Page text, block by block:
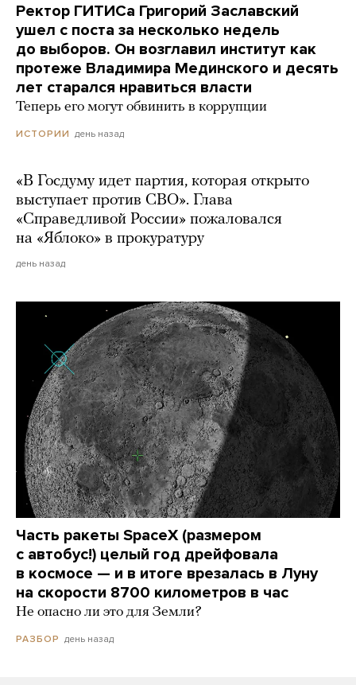
Ректор ГИТИСа Григорий Заславский
ушел с поста за несколько недель
до выборов. Он возглавил институт как
протеже Владимира Мединского и десять
лет старался нравиться власти
Теперь его могут обвинить в коррупции
ИСТОРИИ день назад
«В Госдуму идет партия, которая открыто
выступает против СВО». Глава
«Справедливой России» пожаловался
на «Яблоко» в прокуратуру
день назад
Часть ракеты SpaceX (размером
с автобус!) целый год дрейфовала
в космосе — и в итоге врезалась в Луну
на скорости 8700 километров в час
Не опасно ли это для Земли?
РАЗБОР день назад